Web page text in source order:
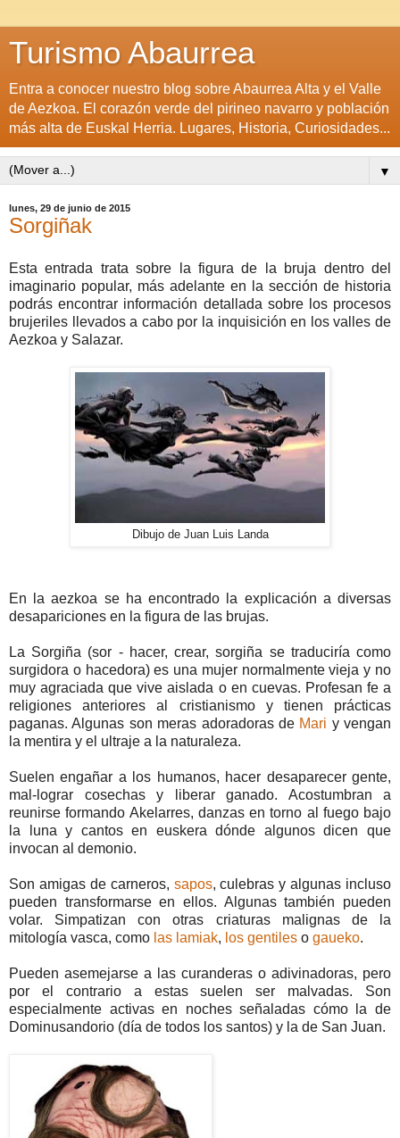
Turismo Abaurrea
Entra a conocer nuestro blog sobre Abaurrea Alta y el Valle
de Aezkoa. El corazón verde del pirineo navarro y población
más alta de Euskal Herria. Lugares, Historia, Curiosidades...
▼
lunes, 29 de junio de 2015
Sorgiñak
Esta entrada trata sobre la figura de la bruja dentro del
imaginario popular, más adelante en la sección de historia
podrás encontrar información detallada sobre los procesos
brujeriles llevados a cabo por la inquisición en los valles de
Aezkoa y Salazar.
Dibujo de Juan Luis Landa
En la aezkoa se ha encontrado la explicación a diversas
desapariciones en la figura de las brujas.
La Sorgiña (sor - hacer, crear, sorgiña se traduciría como
surgidora o hacedora) es una mujer normalmente vieja y no
muy agraciada que vive aislada o en cuevas. Profesan fe a
religiones anteriores al cristianismo y tienen prácticas
paganas. Algunas son meras adoradoras de Mari y vengan
la mentira y el ultraje a la naturaleza.
Suelen engañar a los humanos, hacer desaparecer gente,
mal-lograr cosechas y liberar ganado. Acostumbran a
reunirse formando Akelarres, danzas en torno al fuego bajo
la luna y cantos en euskera dónde algunos dicen que
invocan al demonio.
Son amigas de carneros, sapos, culebras y algunas incluso
pueden transformarse en ellos. Algunas también pueden
volar. Simpatizan con otras criaturas malignas de la
mitología vasca, como las lamiak, los gentiles o gaueko.
Pueden asemejarse a las curanderas o adivinadoras, pero
por el contrario a estas suelen ser malvadas. Son
especialmente activas en noches señaladas cómo la de
Dominusandorio (día de todos los santos) y la de San Juan.